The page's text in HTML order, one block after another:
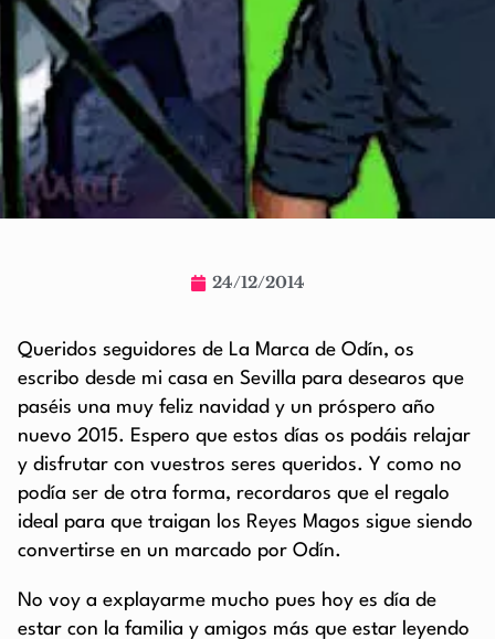
24/12/2014
Queridos seguidores de La Marca de Odín, os
escribo desde mi casa en Sevilla para desearos que
paséis una muy feliz navidad y un próspero año
nuevo 2015. Espero que estos días os podáis relajar
y disfrutar con vuestros seres queridos. Y como no
podía ser de otra forma, recordaros que el regalo
ideal para que traigan los Reyes Magos sigue siendo
convertirse en un marcado por Odín.
No voy a explayarme mucho pues hoy es día de
estar con la familia y amigos más que estar leyendo